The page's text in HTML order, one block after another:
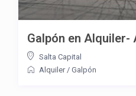
Galpón en Alquiler-
Salta Capital
Alquiler/ Galpón